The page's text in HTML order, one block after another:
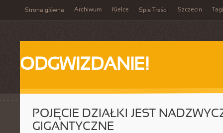
Strona główna Archiwum Kielce Spis Treści Szczecin Tagi
ODGWIZDANIE!
POJĘCIE DZIAŁKI JEST
GIGANTYCZNE